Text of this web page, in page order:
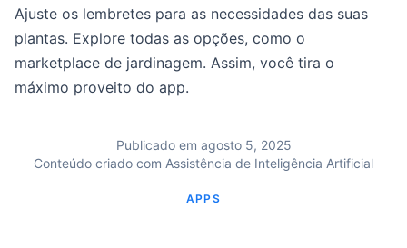
Ajuste os lembretes para as necessidades das suas
plantas. Explore todas as opções, como o
marketplace de jardinagem. Assim, você tira o
máximo proveito do app.
Publicado em agosto 5, 2025
Conteúdo criado com Assistência de Inteligência Artificial
APPS